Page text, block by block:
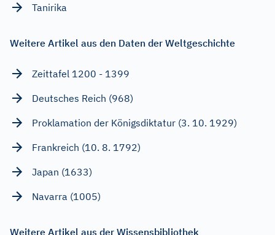
Tanirika
Weitere Artikel aus den Daten der Weltgeschichte
Zeittafel 1200 - 1399
Deutsches Reich (968)
Proklamation der Königsdiktatur (3. 10. 1929)
Frankreich (10. 8. 1792)
Japan (1633)
Navarra (1005)
Weitere Artikel aus der Wissensbibliothek